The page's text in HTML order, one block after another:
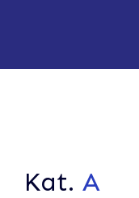
Kat. A